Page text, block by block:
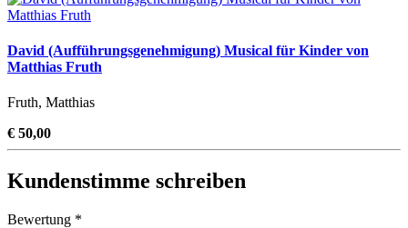
David (Aufführungsgenehmigung) Musical für Kinder von
Matthias Fruth
Fruth, Matthias
€ 50,00
Kundenstimme schreiben
Bewertung *